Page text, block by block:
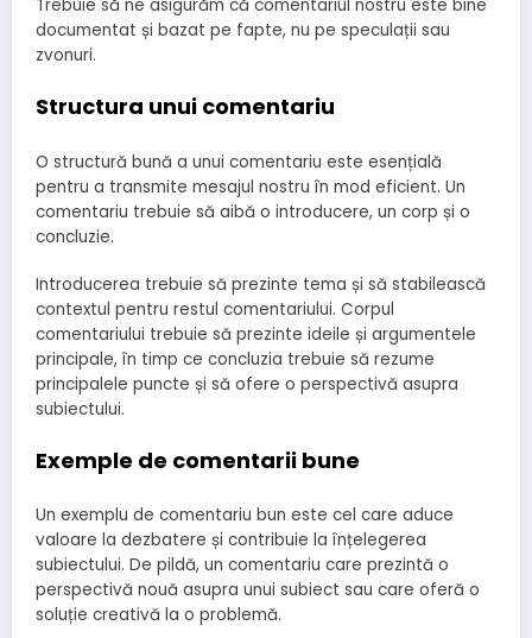
Trebuie să ne asigurăm că comentariul nostru este bine
documentat și bazat pe fapte, nu pe speculații sau
zvonuri.
Structura unui comentariu
O structură bună a unui comentariu este esențială
pentru a transmite mesajul nostru în mod eficient. Un
comentariu trebuie să aibă o introducere, un corp și o
concluzie.
Introducerea trebuie să prezinte tema și să stabilească
contextul pentru restul comentariului. Corpul
comentariului trebuie să prezinte ideile și argumentele
principale, în timp ce concluzia trebuie să rezume
principalele puncte și să ofere o perspectivă asupra
subiectului.
Exemple de comentarii bune
Un exemplu de comentariu bun este cel care aduce
valoare la dezbatere și contribuie la înțelegerea
subiectului. De pildă, un comentariu care prezintă o
perspectivă nouă asupra unui subiect sau care oferă o
soluție creativă la o problemă.